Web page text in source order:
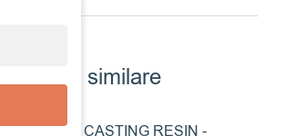
Produse similare
AMAZING CASTING RESIN -